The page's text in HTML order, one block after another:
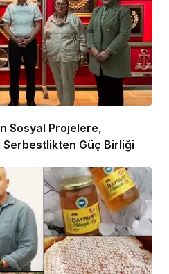
Sosyal Projelere,
Güç Birliği